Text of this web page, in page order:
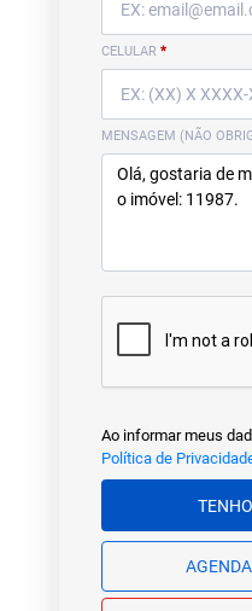
CELULAR *
MENSAGEM (NÃO
Ao informar meus
Política de